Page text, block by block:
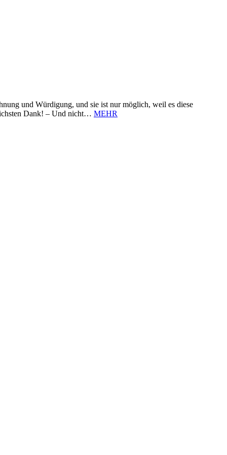
und Würdigung, und sie ist nur möglich, weil es diese
Dank! – Und nicht… MEHR